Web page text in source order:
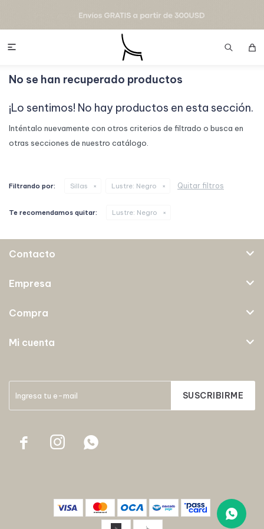

No se han recuperado productos
¡Lo sentimos! No hay productos en esta sección.
Inténtalo nuevamente con otros criterios de filtrado o busca en
otras secciones de nuestro catálogo.
Filtrando por: Sillas Lustre: Negro Quitar filtros
Te recomendamos quitar: Lustre: Negro
SUSCRIBIRME
  
Contacto
Empresa
Compra
Mi cuenta